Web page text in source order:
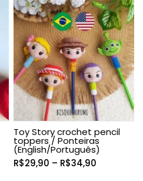
Toy Story crochet pencil
toppers / Ponteiras
(English/Português)
R$29,90 – R$34,90